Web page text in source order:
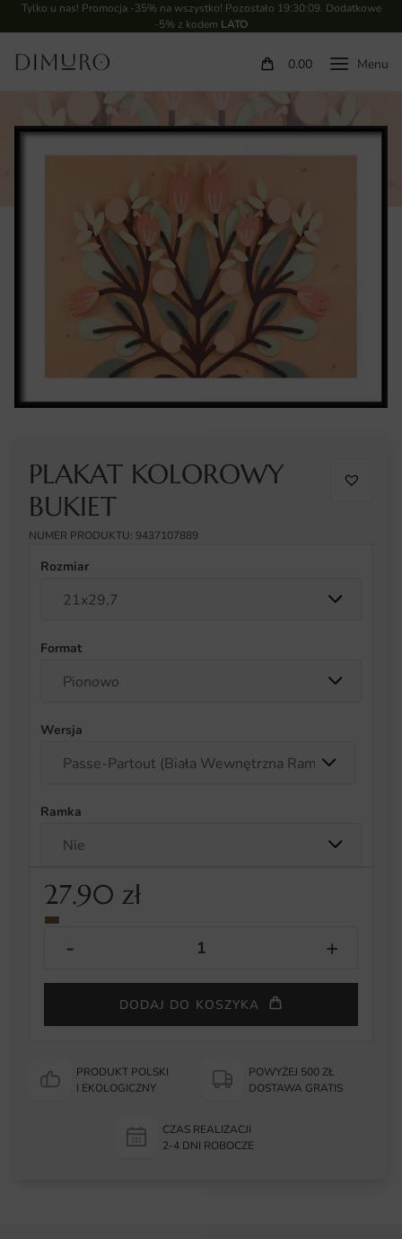
Tylko u nas! Promocja -35% na wszystko! Pozostało 19:30:08. Dodatkowe
-5% z kodem LATO
0.00
PLAKAT KOLOROWY
BUKIET
NUMER PRODUKTU: 9437107889
Rozmiar
Format
Wersja
Ramka
27.90 zł
DODAJ DO KOSZYKA
PRODUKT POLSKI
I EKOLOGICZNY
POWYŻEJ 500 ZŁ
DOSTAWA GRATIS
CZAS REALIZACJI
2-4 DNI ROBOCZE